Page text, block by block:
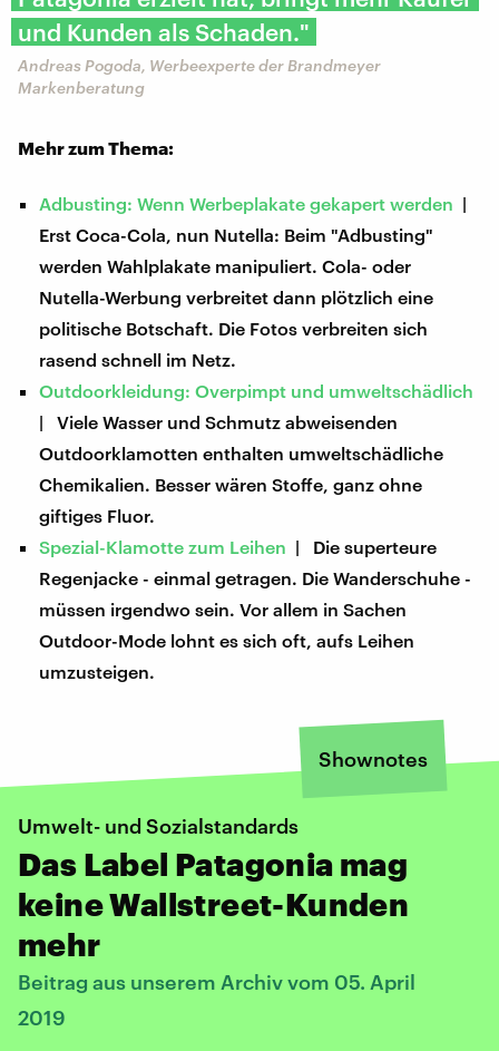
und Kunden als Schaden."
Andreas Pogoda, Werbeexperte der Brandmeyer
Markenberatung
Mehr zum Thema:
Adbusting: Wenn Werbeplakate gekapert werden |
Erst Coca-Cola, nun Nutella: Beim "Adbusting"
werden Wahlplakate manipuliert. Cola- oder
Nutella-Werbung verbreitet dann plötzlich eine
politische Botschaft. Die Fotos verbreiten sich
rasend schnell im Netz.
Outdoorkleidung: Overpimpt und umweltschädlich
| Viele Wasser und Schmutz abweisenden
Outdoorklamotten enthalten umweltschädliche
Chemikalien. Besser wären Stoffe, ganz ohne
giftiges Fluor.
Spezial-Klamotte zum Leihen | Die superteure
Regenjacke - einmal getragen. Die Wanderschuhe -
müssen irgendwo sein. Vor allem in Sachen
Outdoor-Mode lohnt es sich oft, aufs Leihen
umzusteigen.
Shownotes
Umwelt- und Sozialstandards
Das Label Patagonia mag
keine Wallstreet-Kunden
mehr
Beitrag aus unserem Archiv vom 05. April
2019